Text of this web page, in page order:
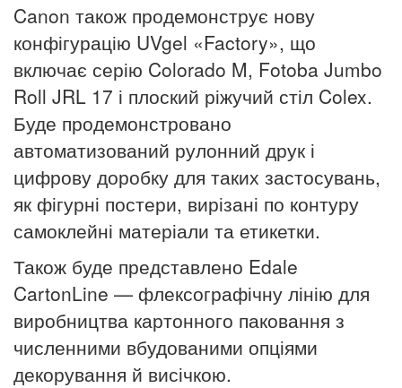
Canon також продемонструє нову
конфігурацію UVgel «Factory», що
включає серію Colorado M, Fotoba Jumbo
Roll JRL 17 і плоский ріжучий стіл Colex.
Буде продемонстровано
автоматизований рулонний друк і
цифрову доробку для таких застосувань,
як фігурні постери, вирізані по контуру
самоклейні матеріали та етикетки.
Також буде представлено Edale
CartonLine — флексографічну лінію для
виробництва картонного паковання з
численними вбудованими опціями
декорування й висічкою.